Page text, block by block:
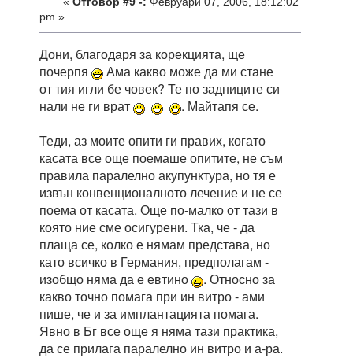
pm »
Дони, благодаря за корекцията, ще
почерпя
Ама какво може да ми стане
от тия игли бе човек? Те по задниците си
нали не ги врат
. Майтапя се.
Теди, аз моите опити ги правих, когато
касата все още поемаше опитите, не съм
правила паралелно акупунктура, но тя е
извън конвенционалното лечение и не се
поема от касата. Още по-малко от тази в
която ние сме осигурени. Тка, че - да
плаща се, колко е нямам представа, но
като всичко в Германия, предполагам -
изобщо няма да е евтино
. Относно за
какво точно помага при ин витро - ами
пише, че и за имплантацията помага.
Явно в Бг все още я няма тази практика,
да се прилага паралелно ин витро и а-ра.